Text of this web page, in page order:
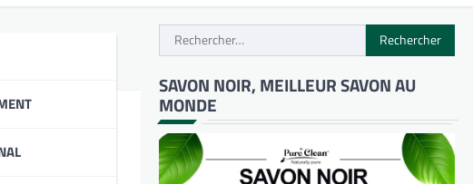
publics
Rechercher :
SAVON NOIR, MEILLEUR SAVON AU
MONDE